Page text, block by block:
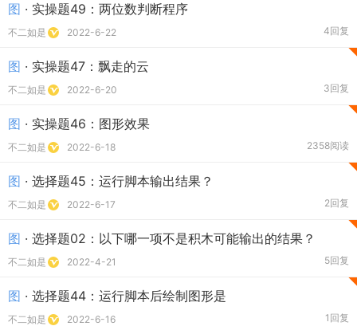
图 · 实操题49：两位数判断程序
不二如是 2022-6-22 4回复
图 · 实操题47：飘走的云
不二如是 2022-6-20 3回复
图 · 实操题46：图形效果
不二如是 2022-6-18 2358阅读
图 · 选择题45：运行脚本输出结果？
不二如是 2022-6-17 2回复
图 · 选择题02：以下哪一项不是积木可能输出的结果？
不二如是 2022-4-21 5回复
图 · 选择题44：运行脚本后绘制图形是
不二如是 2022-6-16 1回复